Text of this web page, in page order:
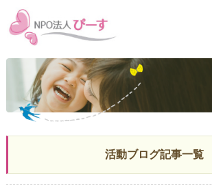
活動ブログ記事一覧